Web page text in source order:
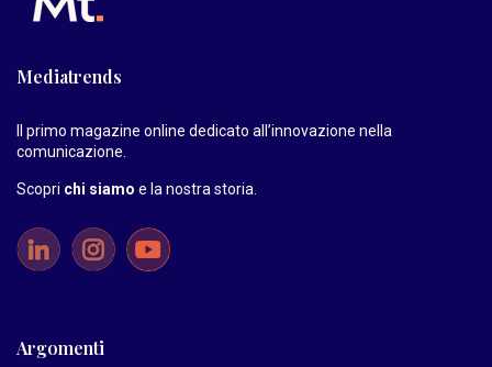
Mediatrends
Il primo magazine online dedicato all’innovazione nella
comunicazione.
Scopri chi siamo e la nostra storia
Argomenti